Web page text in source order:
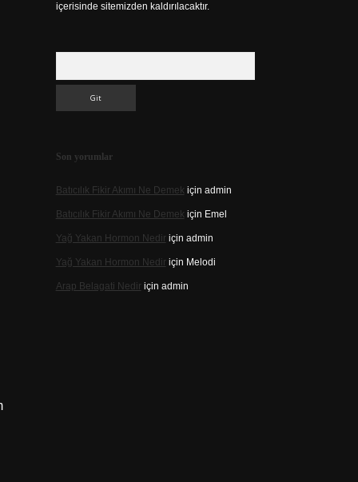
içerisinde sitemizden kaldırılacaktır.
Son yorumlar
Batıcılık Fikir Akımı Ne Demek için admin
Batıcılık Fikir Akımı Ne Demek için Emel
Yağ Yakan Hormon Nediriçin admin
Yağ Yakan Hormon Nediriçin Melodi
Arap Belagati Nediriçin admin